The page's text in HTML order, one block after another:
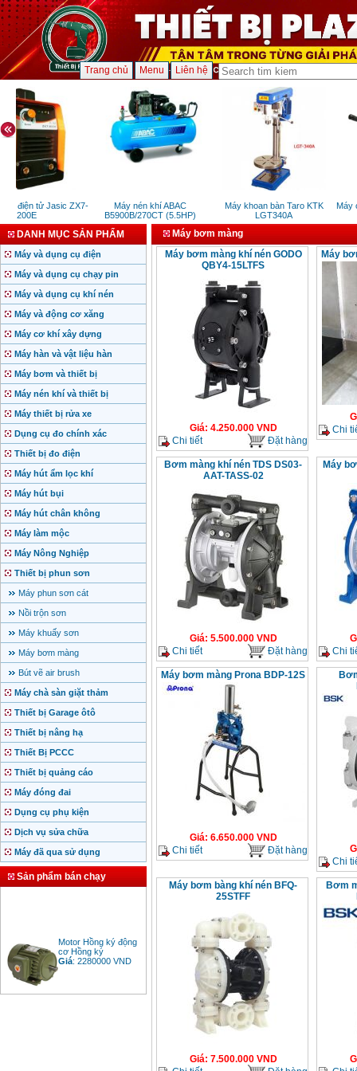
Trang chủ Menu Liên hệ
điện tử Jasic ZX7-
200E
Máy nén khí ABAC
B5900B/270CT (5.5HP)
Máy khoan bàn Taro KTK
LGT340A
Máy
DANH MỤC SẢN PHẨM
Máy và dụng cụ điện
Máy và dụng cụ chạy pin
Máy và dụng cụ khí nén
Máy và động cơ xăng
Máy cơ khí xây dựng
Máy hàn và vật liệu hàn
Máy bơm và thiết bị
Máy nén khí và thiết bị
Máy thiết bị rửa xe
Dụng cụ đo chính xác
Thiết bị đo điện
Máy hút ẩm lọc khí
Máy hút bụi
Máy hút chân không
Máy làm mộc
Máy Nông Nghiệp
Thiết bị phun sơn
Máy phun sơn cát
Nồi trộn sơn
Máy khuấy sơn
Máy bơm màng
Bút vẽ air brush
Máy chà sàn giặt thảm
Thiết bị Garage ôtô
Thiết bị nâng hạ
Thiết Bị PCCC
Thiết bị quảng cáo
Máy đóng đai
Dụng cụ phụ kiện
Dịch vụ sửa chữa
Máy đã qua sử dụng
Sản phẩm bán chạy
Motor Hồng ký động
cơ Hồng ký
Giá :2280000 VND
Máy bơm màng
Máy bơm màng khí nén GODO
QBY4-15LTFS
Giá: 4.250.000VND
Chi tiết
Đặt hàng
Máy
Chi
Bơm màng khí nén TDS DS03-
AAT-TASS-02
Giá: 5.500.000VND
Chi tiết
Đặt hàng
Máy
Chi
Máy bơm màng Prona BDP-12S
Giá: 6.650.000VND
Chi tiết
Đặt hàng
Chi
Máy bơm bàng khí nén BFQ-
25STFF
Giá: 7.500.000VND
Bơm